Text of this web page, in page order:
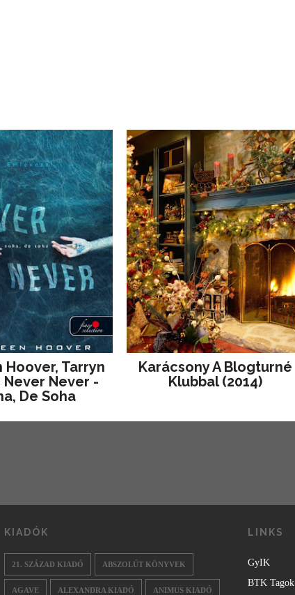
Hoover, Tarryn
Never Never -
De Soha
Karácsony A Blogturné
Klubbal (2014)
KIADÓK
21. SZÁZAD KIADÓ ABSZOLÚT KÖNYVEK
AGAVE ALEXANDRA KIADÓ ANIMUS KIADÓ
LINKS
GyIK
BTK Tagok